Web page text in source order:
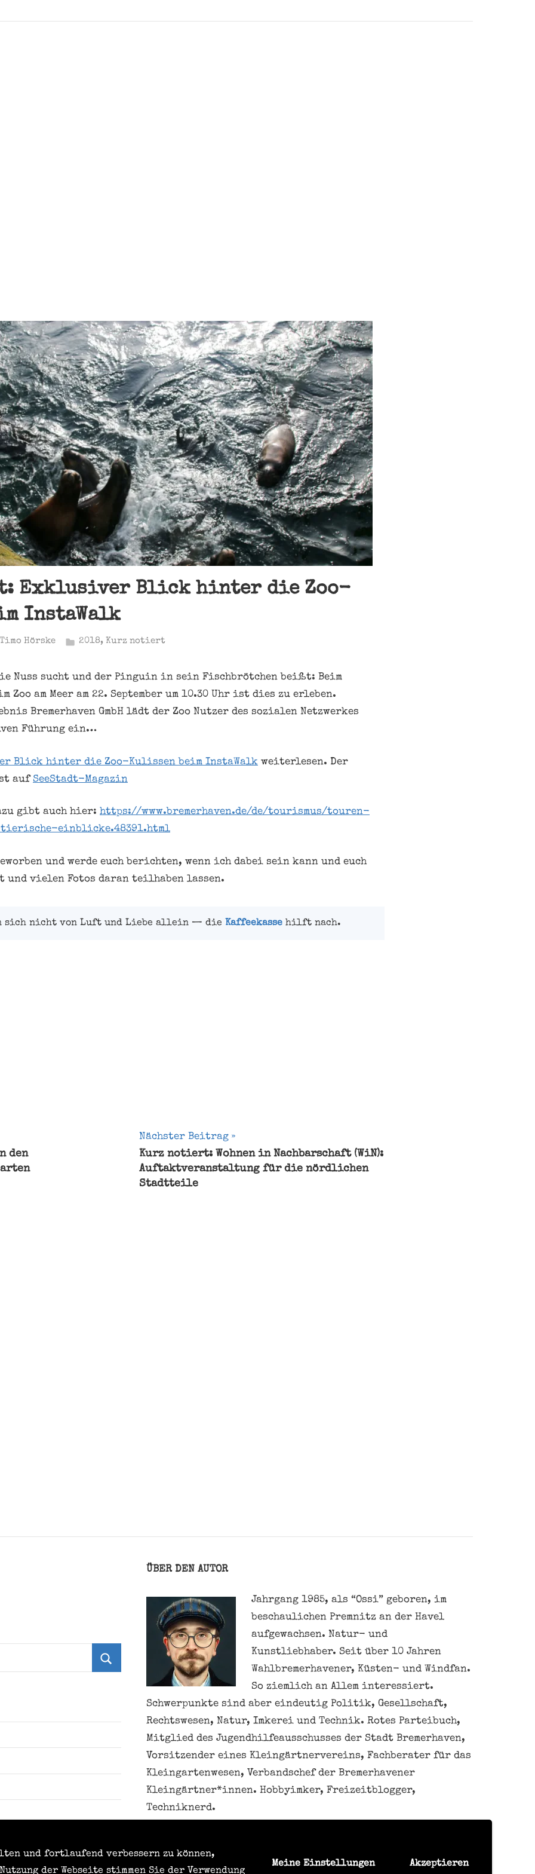
und fortlaufend verbessern zu können,
der Webseite stimmen Sie der Verwendung
Meine Einstellungen Akzeptieren
Exklusiver Blick hinter die Zoo-
InstaWalk
Timo Hörske 2018, Kurz notiert
Nuss sucht und der Pinguin in sein Fischbrötchen beißt: Beim
Zoo am Meer am 22. September um 10.30 Uhr ist dies zu erleben.
Bremerhaven GmbH lädt der Zoo Nutzer des sozialen Netzwerkes
Führung ein…
Blick hinter die Zoo-Kulissen beim InstaWalk weiterlesen. Der
auf SeeStadt-Magazin
gibt auch hier: https://www.bremerhaven.de/de/tourismus/touren-
einblicke.48391.html
und werde euch berichten, wenn ich dabei sein kann und euch
und vielen Fotos daran teilhaben lassen.
sich nicht von Luft und Liebe allein — die Kaffeekassehilft nach.
den
Nächster Beitrag
Kurz notiert: Wohnen in Nachbarschaft (WiN):
Auftaktveranstaltung für die nördlichen
Stadtteile
ÜBER DEN AUTOR
Jahrgang 1985, als “Ossi” geboren, im
beschaulichen Premnitz an der Havel
aufgewachsen. Natur- und
Kunstliebhaber. Seit über 10 Jahren
Wahlbremerhavener, Küsten- und Windfan.
So ziemlich an Allem interessiert.
Schwerpunkte sind aber eindeutig Politik, Gesellschaft,
Rechtswesen, Natur, Imkerei und Technik. Rotes Parteibuch,
Mitglied des Jugendhilfeausschusses der Stadt Bremerhaven,
Vorsitzender eines Kleingärtnervereins, Fachberater für das
Kleingartenwesen, Verbandschef der Bremerhavener
Kleingärtner*innen. Hobbyimker, Freizeitblogger,
Techniknerd.